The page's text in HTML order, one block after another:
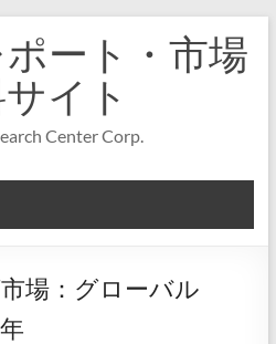
ート・市場
イト
Center Corp.
場：グローバル